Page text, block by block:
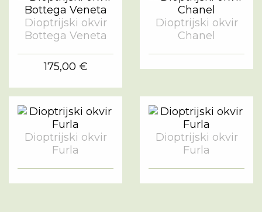
Dioptrijski okvir
Bottega Veneta
175,00 €
Dioptrijski okvir
Chanel
Dioptrijski okvir
Furla
Dioptrijski okvir
Furla